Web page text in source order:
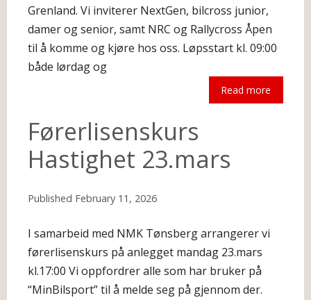
Grenland. Vi inviterer NextGen, bilcross junior,
damer og senior, samt NRC og Rallycross Åpen
til å komme og kjøre hos oss. Løpsstart kl. 09:00
både lørdag og
Read more
Førerlisenskurs
Hastighet 23.mars
Published February 11, 2026
I samarbeid med NMK Tønsberg arrangerer vi
førerlisenskurs på anlegget mandag 23.mars
kl.17:00 Vi oppfordrer alle som har bruker på
“MinBilsport” til å melde seg på gjennom der.